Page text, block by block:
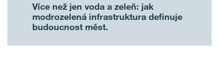
Více než jen voda a zeleň: jak
modrozelená infrastruktura definuje
budoucnost měst.